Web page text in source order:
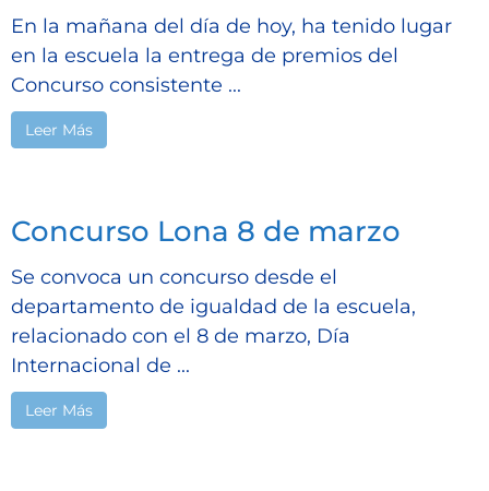
En la mañana del día de hoy, ha tenido lugar
en la escuela la entrega de premios del
Concurso consistente ...
Leer Más
Concurso Lona 8 de marzo
Se convoca un concurso desde el
departamento de igualdad de la escuela,
relacionado con el 8 de marzo, Día
Internacional de ...
Leer Más